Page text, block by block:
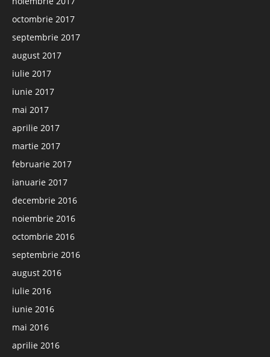
octombrie 2017
septembrie 2017
august 2017
iulie 2017
iunie 2017
mai 2017
aprilie 2017
martie 2017
februarie 2017
ianuarie 2017
decembrie 2016
noiembrie 2016
octombrie 2016
septembrie 2016
august 2016
iulie 2016
iunie 2016
mai 2016
aprilie 2016